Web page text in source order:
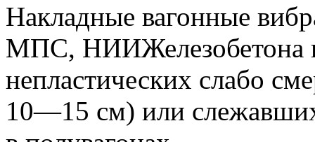
Накладные вагонные
МПС, НИИЖелезобетона
непластических слабо
10—15 см) или